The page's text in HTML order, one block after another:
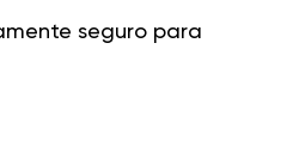
seguro para